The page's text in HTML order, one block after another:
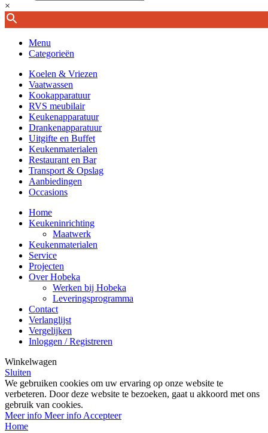
×
Menu
Categorieën
Koelen & Vriezen
Vaatwassen
Kookapparatuur
RVS meubilair
Keukenapparatuur
Drankenapparatuur
Uitgifte en Buffet
Keukenmaterialen
Restaurant en Bar
Transport & Opslag
Aanbiedingen
Occasions
Home
Keukeninrichting
Maatwerk
Keukenmaterialen
Service
Projecten
Over Hobeka
Werken bij Hobeka
Leveringsprogramma
Contact
Verlanglijst
Vergelijken
Inloggen / Registreren
Winkelwagen
Sluiten
We gebruiken cookies om uw ervaring op onze website te
verbeteren. Door deze website te bezoeken, gaat u akkoord met ons
gebruik van cookies.
Meer info Meer info Accepteer
Home